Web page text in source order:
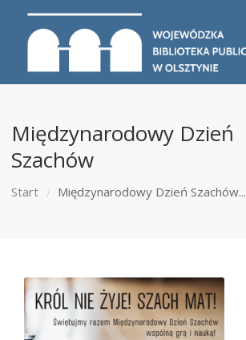
Międzynarodowy Dzień
Szachów
Start Międzynarodowy Dzień Szachów...